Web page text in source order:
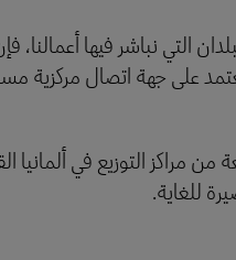
التي نباشر فيها أعمالنا،
تعتمد على جهة اتصال مركزية
مراكز التوزيع في ألمانيا
للغاية.